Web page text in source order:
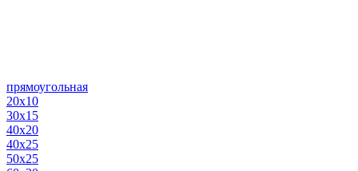
прямоугольная
20х10
30х15
40х20
40х25
50х25